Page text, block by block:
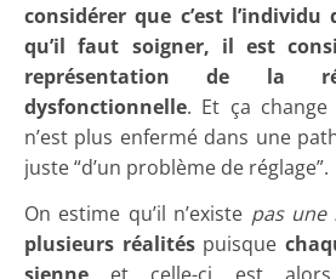
considérer que c’est
qu’il faut soigner, il est
représentation de la
dysfonctionnelle. Et ça change
n’est plus enfermé dans une
juste “d’un problème de réglage”.
On estime qu’il n’existe pas une
plusieurs réalitéspuisque